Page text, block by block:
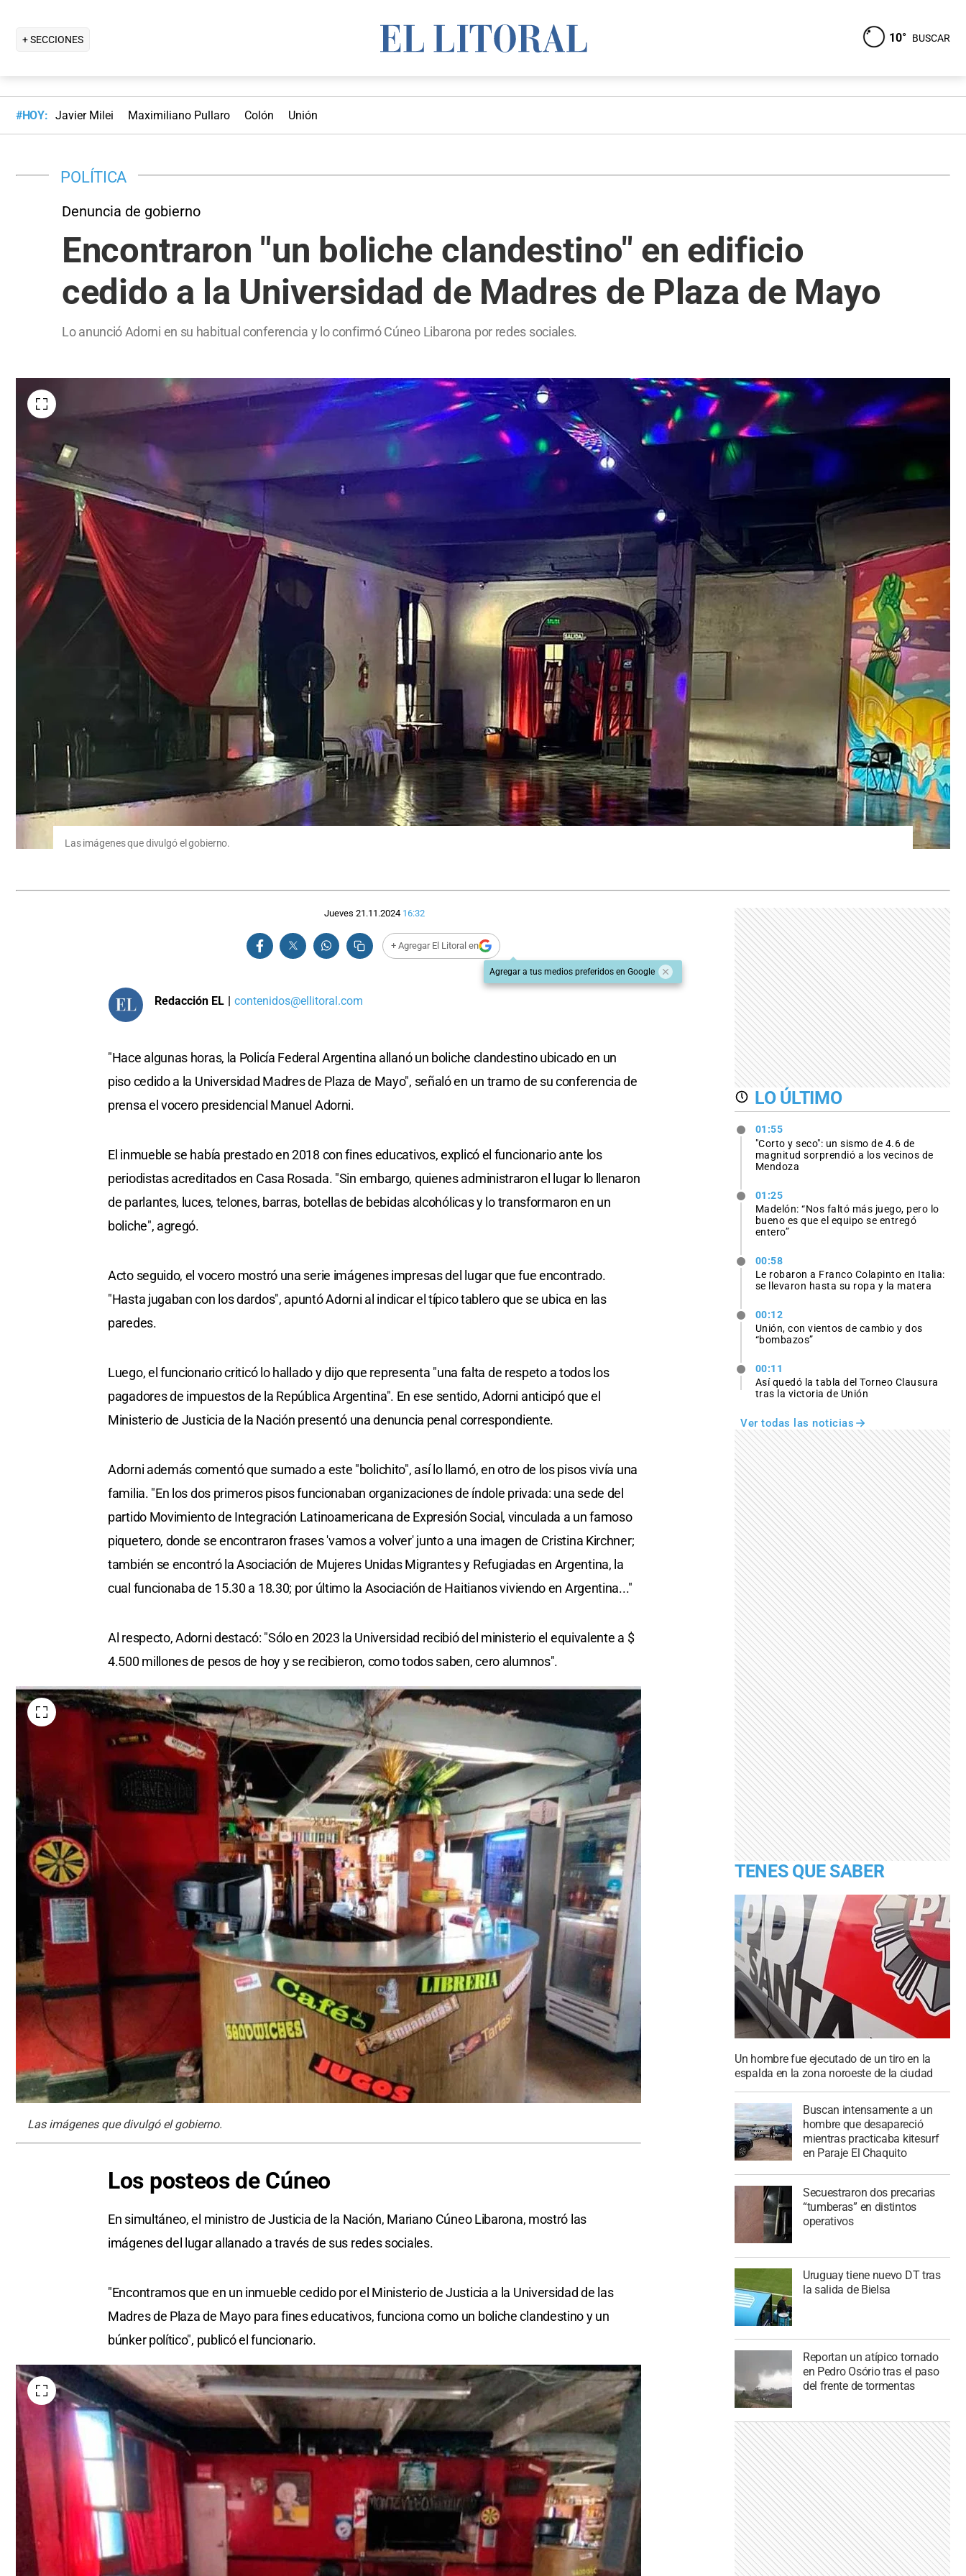
+ SECCIONES 10° BUSCAR
#HOY: Javier Milei Maximiliano Pullaro Colón Unión
POLÍTICA
Denuncia de gobierno
Encontraron "un boliche clandestino" en edificio
cedido a la Universidad de Madres de Plaza de Mayo
Lo anunció Adorni en su habitual conferencia y lo confirmó Cúneo Libarona por redes sociales.
Las imágenes que divulgó el gobierno.
Jueves 21.11.2024 16:32
+ Agregar El Litoral en
Agregar a tus medios preferidos en Google
Redacción EL | contenidos@ellitoral.com
"Hace algunas horas, la Policía Federal Argentina allanó un boliche clandestino ubicado en un
piso cedido a la Universidad Madres de Plaza de Mayo", señaló en un tramo de su conferencia de
prensa el vocero presidencial Manuel Adorni.
El inmueble se había prestado en 2018 con fines educativos, explicó el funcionario ante los
periodistas acreditados en Casa Rosada. "Sin embargo, quienes administraron el lugar lo llenaron
de parlantes, luces, telones, barras, botellas de bebidas alcohólicas y lo transformaron en un
boliche", agregó.
Acto seguido, el vocero mostró una serie imágenes impresas del lugar que fue encontrado.
"Hasta jugaban con los dardos", apuntó Adorni al indicar el típico tablero que se ubica en las
paredes.
Luego, el funcionario criticó lo hallado y dijo que representa "una falta de respeto a todos los
pagadores de impuestos de la República Argentina". En ese sentido, Adorni anticipó que el
Ministerio de Justicia de la Nación presentó una denuncia penal correspondiente.
Adorni además comentó que sumado a este "bolichito", así lo llamó, en otro de los pisos vivía una
familia. "En los dos primeros pisos funcionaban organizaciones de índole privada: una sede del
partido Movimiento de Integración Latinoamericana de Expresión Social, vinculada a un famoso
piquetero, donde se encontraron frases 'vamos a volver' junto a una imagen de Cristina Kirchner;
también se encontró la Asociación de Mujeres Unidas Migrantes y Refugiadas en Argentina, la
cual funcionaba de 15.30 a 18.30; por último la Asociación de Haitianos viviendo en Argentina..."
Al respecto, Adorni destacó: "Sólo en 2023 la Universidad recibió del ministerio el equivalente a $
4.500 millones de pesos de hoy y se recibieron, como todos saben, cero alumnos".
Las imágenes que divulgó el gobierno.
Los posteos de Cúneo
En simultáneo, el ministro de Justicia de la Nación, Mariano Cúneo Libarona, mostró las
imágenes del lugar allanado a través de sus redes sociales.
"Encontramos que en un inmueble cedido por el Ministerio de Justicia a la Universidad de las
Madres de Plaza de Mayo para fines educativos, funciona como un boliche clandestino y un
búnker político", publicó el funcionario.
LO ÚLTIMO
01:55
"Corto y seco": un sismo de 4.6 de
magnitud sorprendió a los vecinos de
Mendoza
01:25
Madelón: “Nos faltó más juego, pero lo
bueno es que el equipo se entregó
entero”
00:58
Le robaron a Franco Colapinto en Italia:
se llevaron hasta su ropa y la matera
00:12
Unión, con vientos de cambio y dos
“bombazos”
00:11
Así quedó la tabla del Torneo Clausura
tras la victoria de Unión
Ver todas las noticias
TENES QUE SABER
Un hombre fue ejecutado de un tiro en la
espalda en la zona noroeste de la ciudad
Buscan intensamente a un
hombre que desapareció
mientras practicaba kitesurf
en Paraje El Chaquito
Secuestraron dos precarias
“tumberas” en distintos
operativos
Uruguay tiene nuevo DT tras
la salida de Bielsa
Reportan un atípico tornado
en Pedro Osório tras el paso
del frente de tormentas